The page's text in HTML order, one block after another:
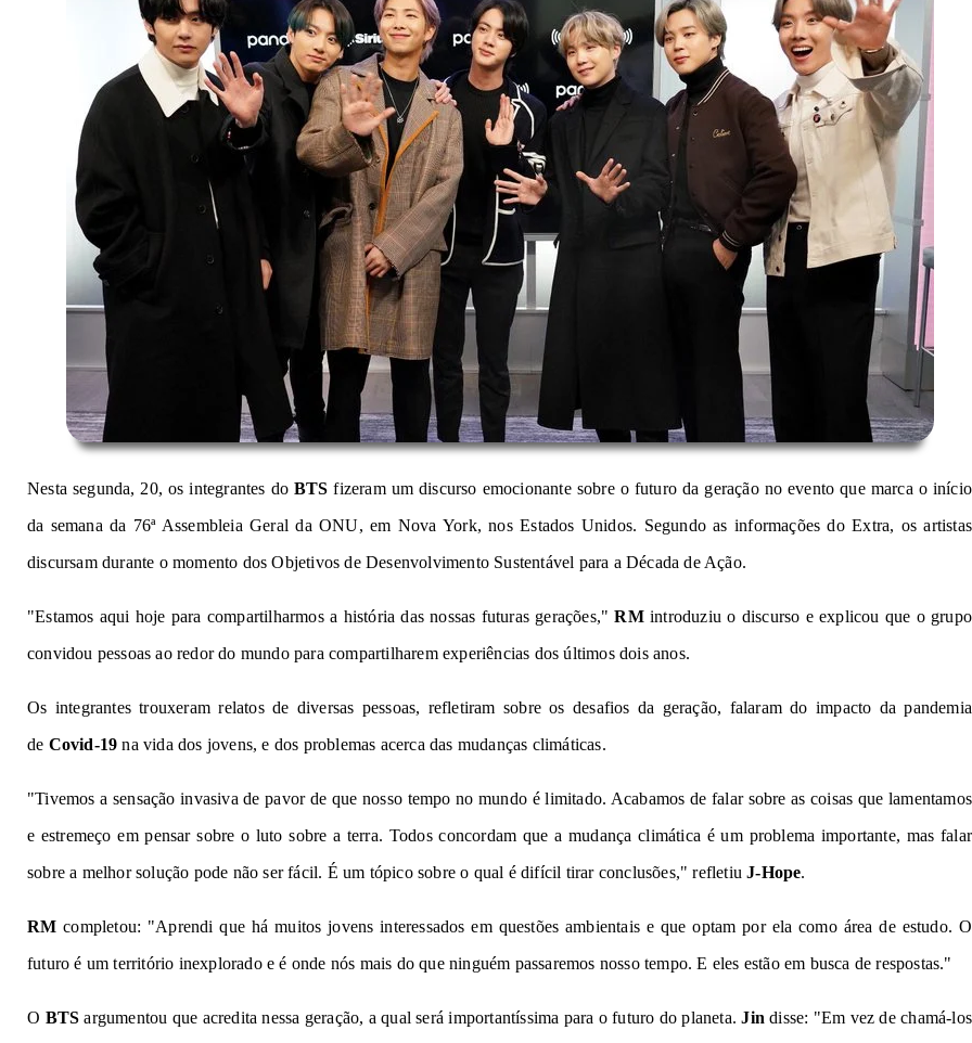
Nesta segunda, 20, os integrantes do BTS fizeram um discurso emocionante sobre o futuro da geração no evento que marca o início
da semana da 76ª Assembleia Geral da ONU, em Nova York, nos Estados Unidos. Segundo as informações doExtra, os artistas
discursam durante o momento dosObjetivos de Desenvolvimento Sustentável para a Década de Ação.
"Estamos aqui hoje para compartilharmos a história das nossas futuras gerações,"RMintroduziu o discurso e explicou que o grupo
convidou pessoas ao redor do mundo para compartilharem experiências dos últimos dois anos.
Os integrantes trouxeram relatos de diversas pessoas, refletiram sobre os desafios da geração, falaram do impacto da pandemia
de Covid-19 na vida dos jovens, e dos problemas acerca das mudanças climáticas.
"Tivemos a sensação invasiva de pavor de que nosso tempo no mundo é limitado. Acabamos de falar sobre as coisas que lamentamos
e estremeço em pensar sobre o luto sobre a terra. Todos concordam que a mudança climática é um problema importante, mas falar
sobre a melhor solução pode não ser fácil. É um tópico sobre o qual é difícil tirar conclusões," refletiuJ-Hope.
RM completou: "Aprendi que há muitos jovens interessados ​​em questões ambientais e que optam por ela como área de estudo. O
futuro é um território inexplorado e é onde nós mais do que ninguém passaremos nosso tempo. E eles estão em busca de respostas."
O BTS argumentou que acredita nessa geração, a qual será importantíssima para o futuro do planeta.Jin disse: "Em vez de chamá-los